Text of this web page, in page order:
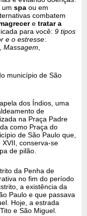
umspa ou em
combatem
etratar a
para você:9 tipos
e o estresse:
,Massagem
município de São
dos Índios, uma
de
na Praça Padre
como Praça do
de São Paulo que,
conserva-se
de pilão.
da Penha de
no fim do período
a existência da
Paulo e que passava
Hoje, a estrada
e São Miguel.